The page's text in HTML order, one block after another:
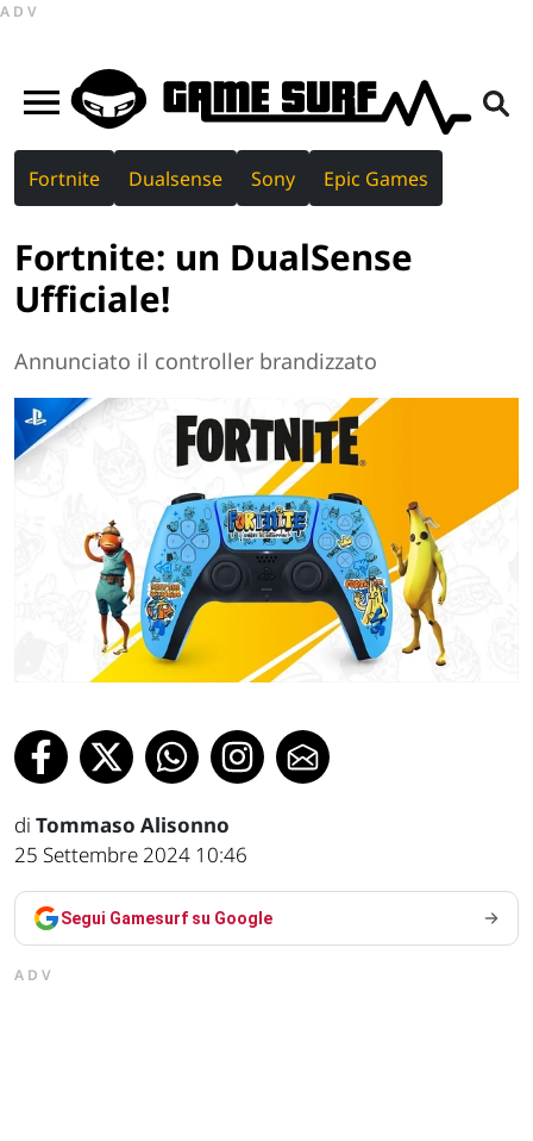
ADV
Fortnite Dualsense Sony Epic Games
Fortnite: un DualSense
Ufficiale!
Annunciato il controller brandizzato
di Tommaso Alisonno
25 Settembre 2024 10:46
Segui Gamesurf su Google
ADV